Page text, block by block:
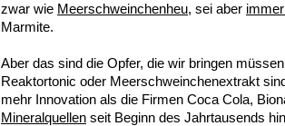
zwar wie Meerschweinchenheu, sei aber
Marmite.
Aber das sind die Opfer, die wir bringen
Reaktortonic oder Meerschweinchenextrakt
mehr Innovation als die Firmen Coca Cola,
Mineralquellen seit Beginn des Jahrtausends